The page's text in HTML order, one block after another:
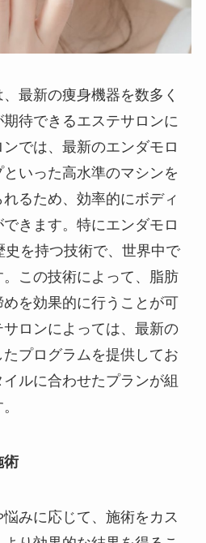
最新の痩身機器を数多く
待できるエステサロンに
では、最新のエンダモロ
いった高水準のマシンを
るため、効率的にボディ
きます。特にエンダモロ
史を持つ技術で、世界中で
この技術によって、脂肪
を効果的に行うことが可
ロンによっては、最新の
プログラムを提供してお
ルに合わせたプランが組
術
みに応じて、施術をカス